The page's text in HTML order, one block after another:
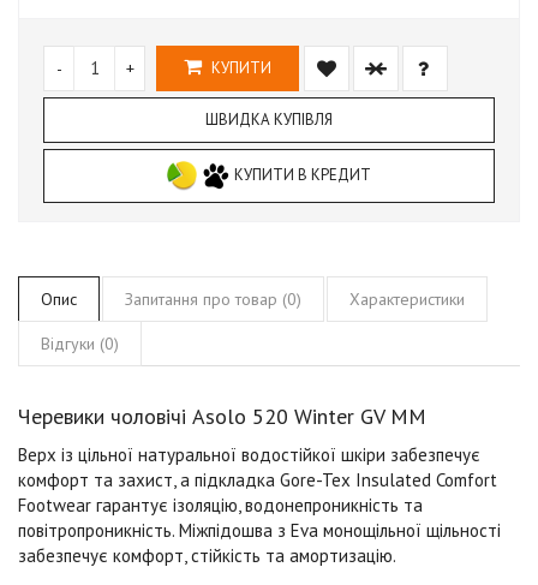
- + КУПИТИ
ШВИДКА КУПІВЛЯ
КУПИТИ В КРЕДИТ
Опис Запитання про товар (0) Характеристики
Відгуки (0)
Черевики чоловічі Asolo 520 Winter GV MM
Верх із цільної натуральної водостійкої шкіри забезпечує
комфорт та захист, а підкладка Gore-Tex Insulated Comfort
Footwear гарантує ізоляцію, водонепроникність та
повітропроникність. Міжпідошва з Eva монощільної щільності
забезпечує комфорт, стійкість та амортизацію.